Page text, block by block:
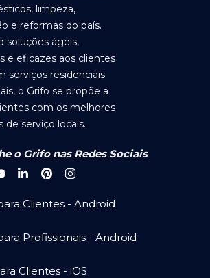
limpeza,
e reformas do país.
soluções ágeis,
e eficazes aos clientes
serviços residenciais
o Grifo se propõe a
com os melhores
de serviço locais.
o Grifo nas Redes Sociais
Clientes - Android
Profissionais - Android
Clientes - iOS